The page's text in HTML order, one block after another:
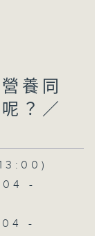
養同
？／
-
-